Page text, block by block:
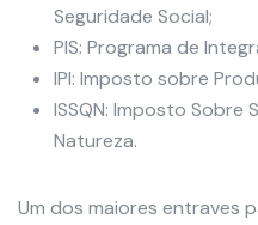
Seguridade Social;
PIS: Programa de
IPI: Imposto sobre
ISSQN: Imposto Sobre
Natureza.
Um dos maiores entraves